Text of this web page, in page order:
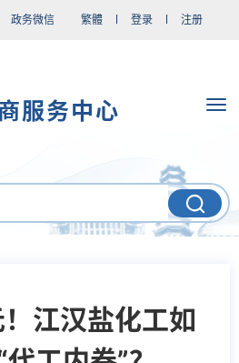
政务微信 繁體 登录 注册
服务中心
江汉盐化工如